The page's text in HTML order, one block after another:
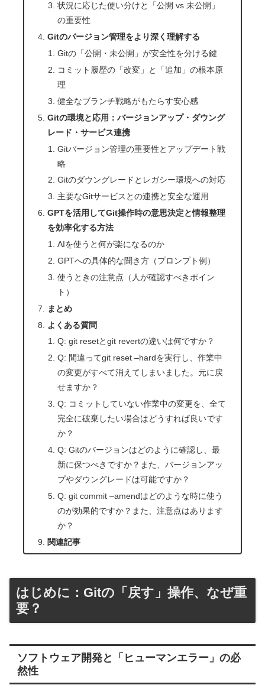
状況に応じた使い分けと「公開 vs 未公開」
の重要性
Gitのバージョン管理をより深く理解する
Gitの「公開・未公開」が安全性を分ける鍵
コミット履歴の「改変」と「追加」の根本原
理
健全なブランチ戦略がもたらす安心感
Gitの環境と応用：バージョンアップ・ダウング
レード・サービス連携
Gitバージョン管理の重要性とアップデート戦
略
Gitのダウングレードとレガシー環境への対応
主要なGitサービスとの連携と安全な運用
GPTを活用してGit操作時の意思決定と情報整理
を効率化する方法
AIを使うと何が楽になるのか
GPTへの具体的な聞き方（プロンプト例）
使うときの注意点（人が確認すべきポイン
ト）
まとめ
よくある質問
Q: git resetとgit revertの違いは何ですか？
Q: 間違ってgit reset –hardを実行し、作業中
の変更がすべて消えてしまいました。元に戻
せますか？
Q: コミットしていない作業中の変更を、全て
完全に破棄したい場合はどうすれば良いです
か？
Q: Gitのバージョンはどのように確認し、最
新に保つべきですか？また、バージョンアッ
プやダウングレードは可能ですか？
Q: git commit –amendはどのような時に使う
のが効果的ですか？また、注意点はあります
か？
関連記事
はじめに：Gitの「戻す」操作、なぜ重
要？
ソフトウェア開発と「ヒューマンエラー」の必
然性